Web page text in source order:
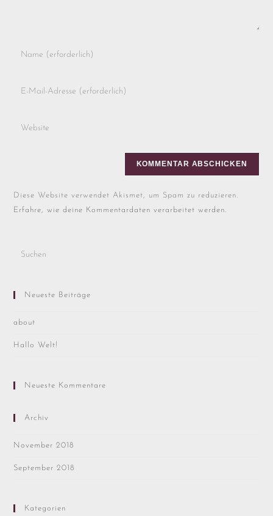
Diese Website verwendet Akismet, um Spam zu reduzieren.
Erfahre, wie deine Kommentardaten verarbeitet werden.
Neueste Beiträge
about
Hallo Welt!
Neueste Kommentare
Archiv
November 2018
September 2018
Kategorien